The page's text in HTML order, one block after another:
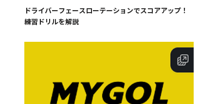
ドライバーフェースローテーションでスコアアップ！
練習ドリルを解説